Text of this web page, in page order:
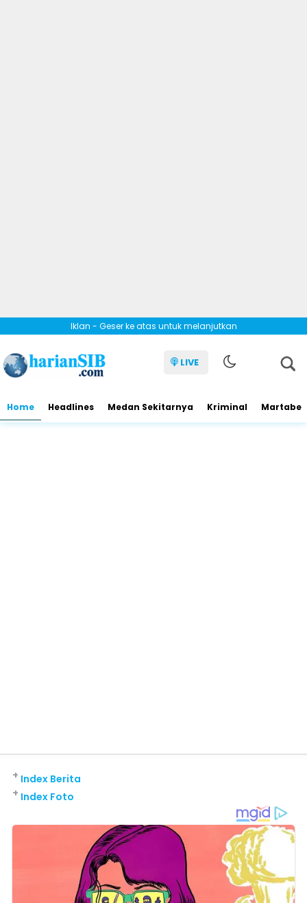
Iklan - Geser ke atas untuk melanjutkan
LIVE
Home Headlines Medan Sekitarnya Kriminal Martabe
Index Berita
+
Index Foto
+